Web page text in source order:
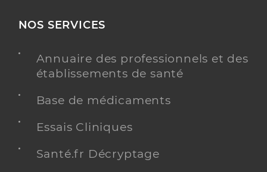
NOS SERVICES
Annuaire des professionnels et des
établissements de santé
Base de médicaments
Essais Cliniques
Santé.fr Décryptage